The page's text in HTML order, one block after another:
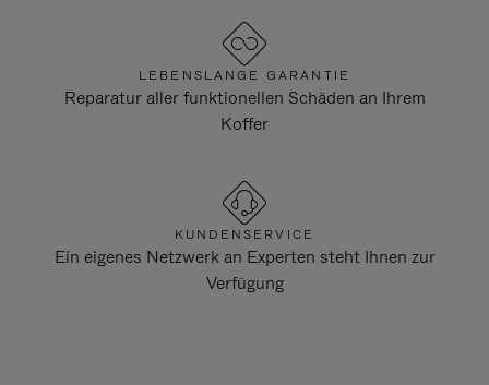
LEBENSLANGE GARANTIE
Reparatur aller funktionellen Schäden an Ihrem
Koffer
KUNDENSERVICE
Ein eigenes Netzwerk an Experten steht Ihnen zur
Verfügung